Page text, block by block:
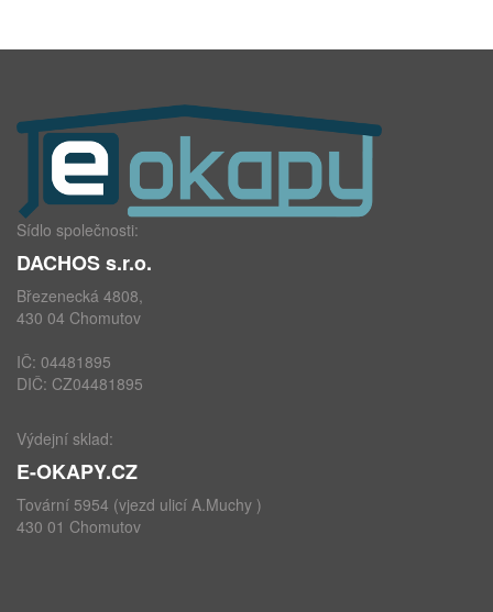
Sídlo společnosti:
DACHOS s.r.o.
Březenecká 4808,
430 04 Chomutov
IČ: 04481895
DIČ: CZ04481895
Výdejní sklad:
E-OKAPY.CZ
Tovární 5954 (vjezd ulicí A.Muchy )
430 01 Chomutov